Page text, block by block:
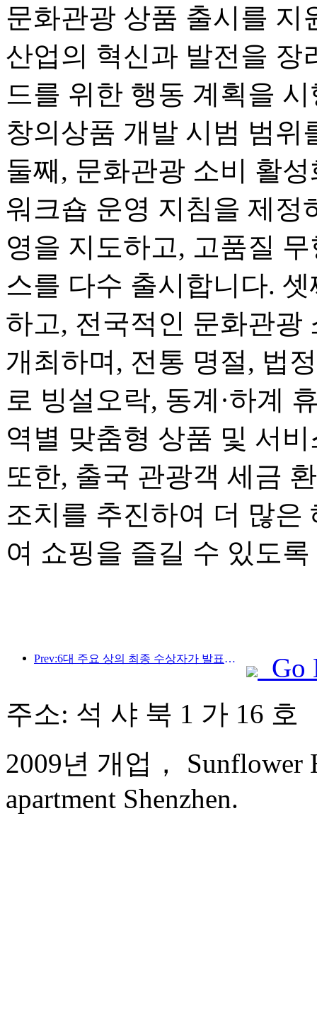
문화관광 상품 출시를 지
산업의 혁신과 발전을 장
드를 위한 행동 계획을
창의상품 개발 시범 범위
둘째, 문화관광 소비 활
워크숍 운영 지침을 제정
영을 지도하고, 고품질
스를 다수 출시합니다.
하고, 전국적인 문화관광
개최하며, 전통 명절, 법
로 빙설오락, 동계·하계
역별 맞춤형 상품 및 서
또한, 출국 관광객 세금
조치를 추진하여 더 많은
여 쇼핑을 즐길 수 있도
Prev:6대 주요 상의 최종 수상자가 발표되었으며, 매년 100개가 넘는 호텔과 회사가 상을 수상합니다!
Go
주소: 석 샤 북 1 가 16 호
2009년 개업， Sunflower
apartment Shenzhen.